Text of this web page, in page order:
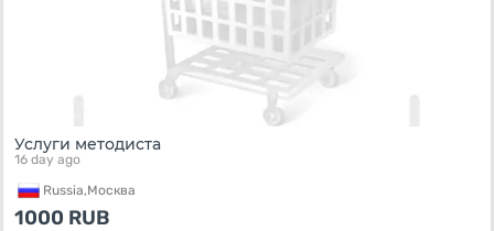
Услуги методиста
16 day ago
Russia,Москва
1000 RUB